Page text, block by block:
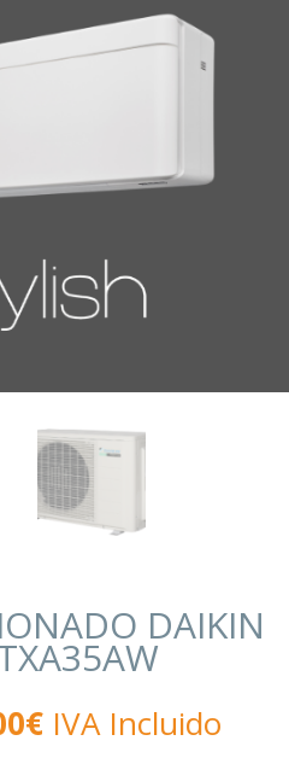
DAIKIN
€ElIVA Incluido